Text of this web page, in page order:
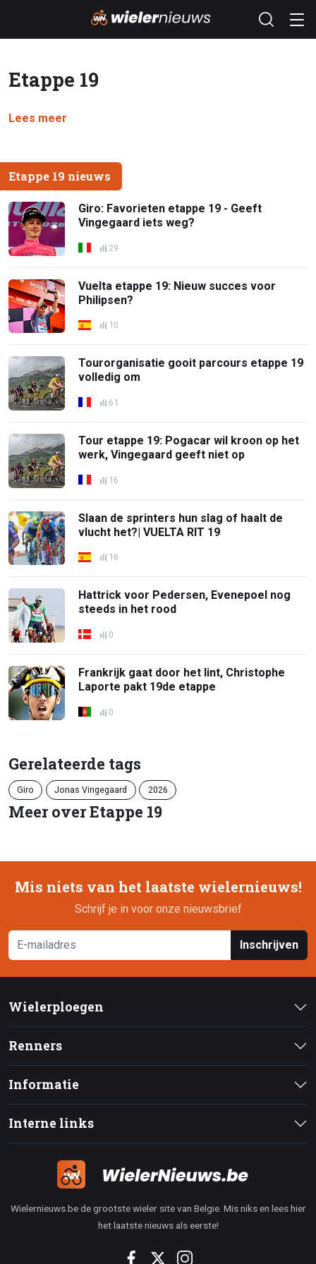
Etappe 19
Lees meer
Etappe 19 nieuws
Giro: Favorieten etappe 19 - Geeft
Vingegaard iets weg?
29
Vuelta etappe 19: Nieuw succes voor
Philipsen?
10
Tourorganisatie gooit parcours etappe 19
volledig om
61
Tour etappe 19: Pogacar wil kroon op het
werk, Vingegaard geeft niet op
16
Slaan de sprinters hun slag of haalt de
vlucht het?| VUELTA RIT 19
16
Hattrick voor Pedersen, Evenepoel nog
steeds in het rood
0
Frankrijk gaat door het lint, Christophe
Laporte pakt 19de etappe
0
Gerelateerde tags
Giro Jonas Vingegaard 2026
Meer over Etappe 19
Mis niets van het laatste wielernieuws!
Schrijf je in voor onze nieuwsbrief
Inschrijven
Wielerploegen
Renners
Informatie
Interne links
Wielernieuws.be de grootste wieler site van Belgie. Mis niks en lees hier
het laatste nieuws als eerste!